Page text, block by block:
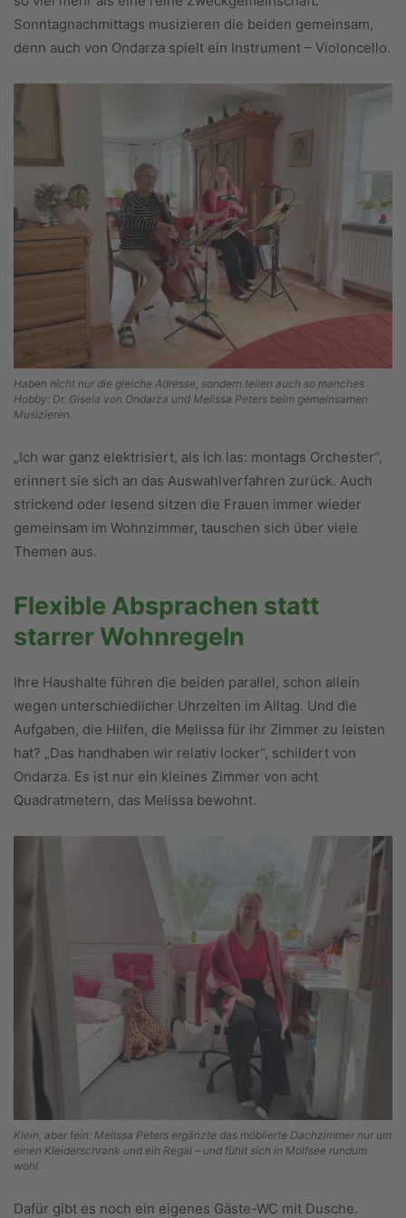
Sonntagnachmittags musizieren die beiden gemeinsam,
denn auch von Ondarza spielt ein Instrument – Violoncello.
Haben nicht nur die gleiche Adresse, sondern teilen auch so manches
Hobby: Dr. Gisela von Ondarza und Melissa Peters beim gemeinsamen
Musizieren.
„Ich war ganz elektrisiert, als ich las: montags Orchester“,
erinnert sie sich an das Auswahlverfahren zurück. Auch
strickend oder lesend sitzen die Frauen immer wieder
gemeinsam im Wohnzimmer, tauschen sich über viele
Themen aus.
Flexible Absprachen statt
starrer Wohnregeln
Ihre Haushalte führen die beiden parallel, schon allein
wegen unterschiedlicher Uhrzeiten im Alltag. Und die
Aufgaben, die Hilfen, die Melissa für ihr Zimmer zu leisten
hat? „Das handhaben wir relativ locker“, schildert von
Ondarza. Es ist nur ein kleines Zimmer von acht
Quadratmetern, das Melissa bewohnt.
Klein, aber fein: Melissa Peters ergänzte das möblierte Dachzimmer nur um
einen Kleiderschrank und ein Regal – und fühlt sich in Molfsee rundum
wohl.
Dafür gibt es noch ein eigenes Gäste-WC mit Dusche.